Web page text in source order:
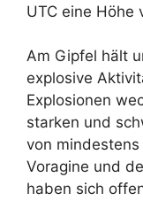
UTC eine Höhe
Am Gipfel hält
explosive
Explosionen
starken und
von
Voragine und
haben sich